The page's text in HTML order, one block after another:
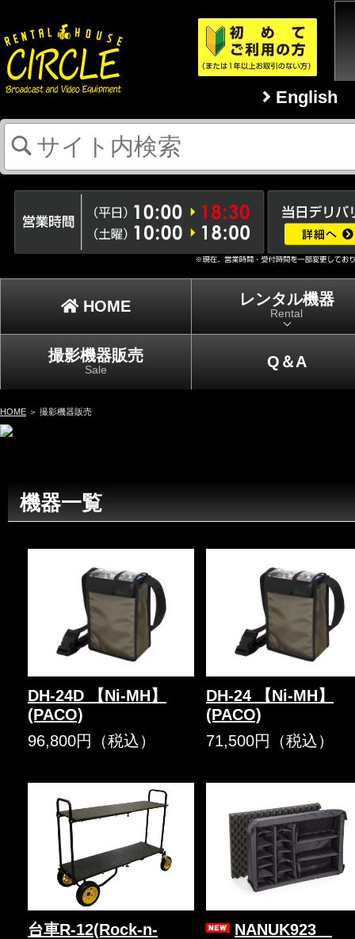
English
HOME レンタル機器
Rental
撮影機器販売
Sale Q＆A
HOME ＞ 撮影機器販売
機器一覧
DH-24D 【Ni-MH】
(PACO)
96,800円（税込）
DH-24 【Ni-MH】
(PACO)
71,500円（税込）
台車R-12(Rock-n-
NANUK923